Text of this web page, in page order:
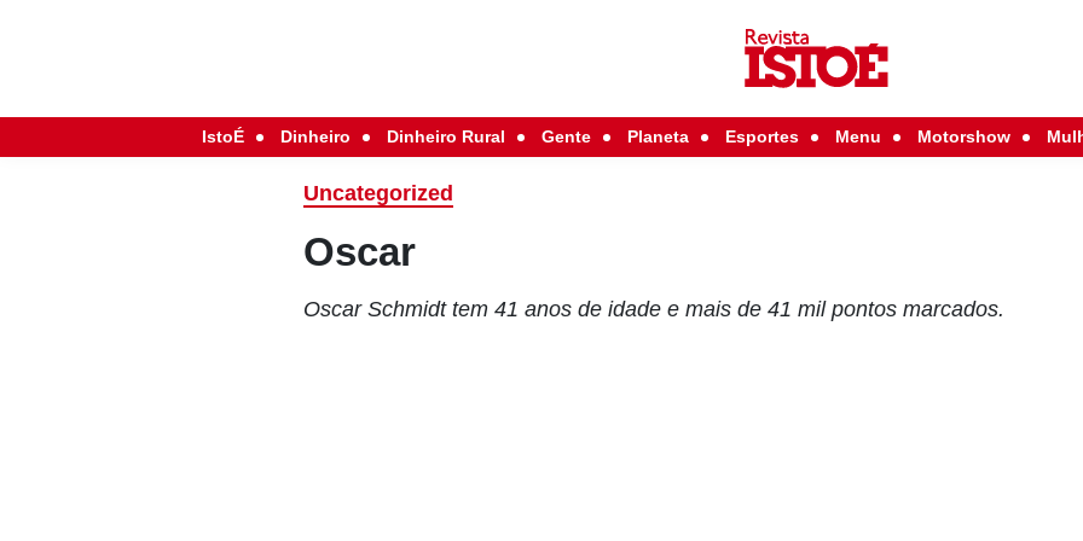
IstoÉ Dinheiro Dinheiro Rural Gente Planeta Esportes Menu Motorshow
Uncategorized
Oscar
Oscar Schmidt tem 41 anos de idade e mais de 41 mil pontos marcados.